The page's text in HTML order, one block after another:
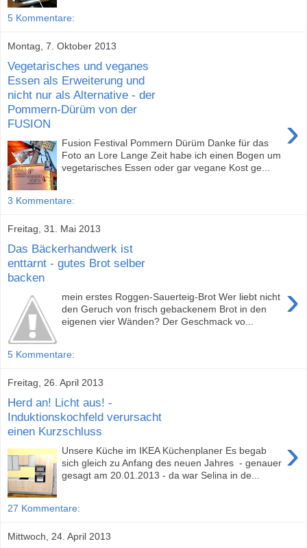
5 Kommentare:
Montag, 7. Oktober 2013
Vegetarisches und veganes
Essen als Erweiterung und
nicht nur als Alternative - der
Pommern-Dürüm von der
FUSION
›
Fusion Festival Pommern Dürüm Danke für das
Foto an Lore Lange Zeit habe ich einen Bogen um
vegetarisches Essen oder gar vegane Kost ge...
3 Kommentare:
Freitag, 31. Mai 2013
Das Bäckerhandwerk ist
enttarnt - gutes Brot selber
backen
›
mein erstes Roggen-Sauerteig-Brot Wer liebt nicht
den Geruch von frisch gebackenem Brot in den
eigenen vier Wänden? Der Geschmack vo...
5 Kommentare:
Freitag, 26. April 2013
Herd an! Licht aus! -
Induktionskochfeld verursacht
einen Kurzschluss
›
Unsere Küche im IKEA Küchenplaner Es begab
sich gleich zu Anfang des neuen Jahres - genauer
gesagt am 20.01.2013 - da war Selina in de...
27 Kommentare:
Mittwoch, 24. April 2013